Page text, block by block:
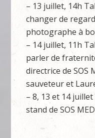
– 13 juillet, 14h
changer de
photographe à
– 14 juillet, 11h
parler de
directrice de SOS
sauveteur et
– 8, 13 et 14
stand de SOS